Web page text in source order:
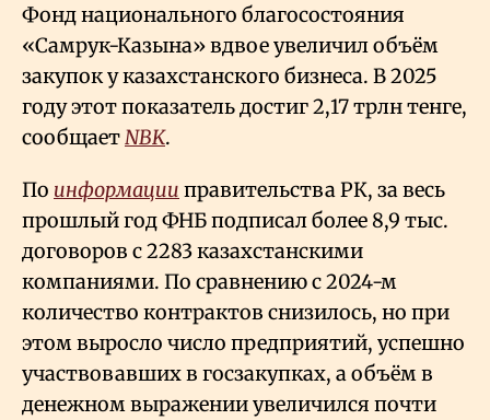
Фонд национального благосостояния
«Самрук-Казына» вдвое увеличил объём
закупок у казахстанского бизнеса. В 2025
году этот показатель достиг 2,17 трлн тенге,
сообщаетNBK.
По информации правительства РК, за весь
прошлый год ФНБ подписал более 8,9 тыс.
договоров с 2283 казахстанскими
компаниями. По сравнению с 2024-м
количество контрактов снизилось, но при
этом выросло число предприятий, успешно
участвовавших в госзакупках, а объём в
денежном выражении увеличился почти